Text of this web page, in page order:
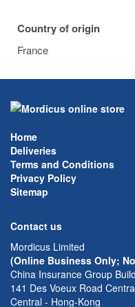
Country of origin
France
Home
Deliveries
Terms and Conditions
Privacy Policy
Sitemap
Contact us
Mordicus Limited
(Online Business Only;
China Insurance Group
141 Des Voeux Road
Central - Hong-Kong